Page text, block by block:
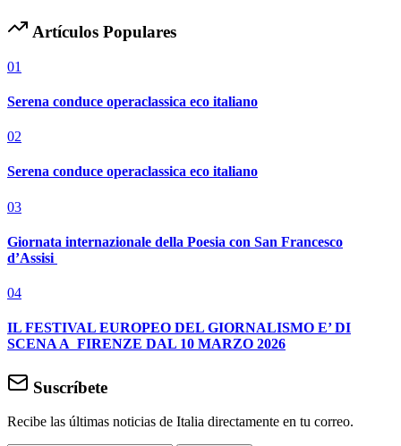
Artículos Populares
01
Serena conduce operaclassica eco italiano
02
Serena conduce operaclassica eco italiano
03
Giornata internazionale della Poesia con San Francesco
d’Assisi
04
IL FESTIVAL EUROPEO DEL GIORNALISMO E’ DI
SCENA A FIRENZE DAL 10 MARZO 2026
Suscríbete
Recibe las últimas noticias de Italia directamente en tu correo.